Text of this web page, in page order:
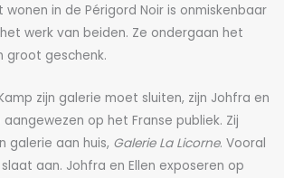
in de Périgord Noir is onmiskenbaar
werk van beiden. Ze ondergaan het
groot geschenk.
zijn galerie moet sluiten, zijn Johfra en
op het Franse publiek. Zij
galerie aan huis, Galerie La Licorne. Vooral
aan. Johfra en Ellen exposeren op